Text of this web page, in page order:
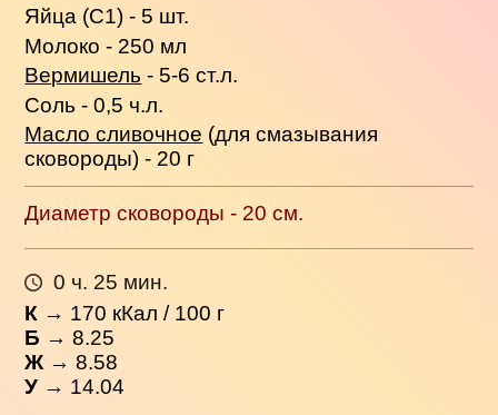
Яйца (С1) - 5 шт.
Молоко - 250 мл
Вермишель - 5-6 ст.л.
Соль - 0,5 ч.л.
Масло сливочное (для смазывания
сковороды) - 20 г
Диаметр сковороды - 20 см.
0 ч. 25 мин.
К → 170 кКал / 100 г
Б → 8.25
Ж → 8.58
У → 14.04